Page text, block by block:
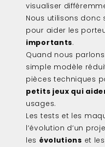
visualiser
Nous utilisons donc
pour aider les
importants.
Quand nous
simple modèle
pièces techniques
petits jeux qui
usages.
Les tests et les
l’évolution d’un
les évolutions et les